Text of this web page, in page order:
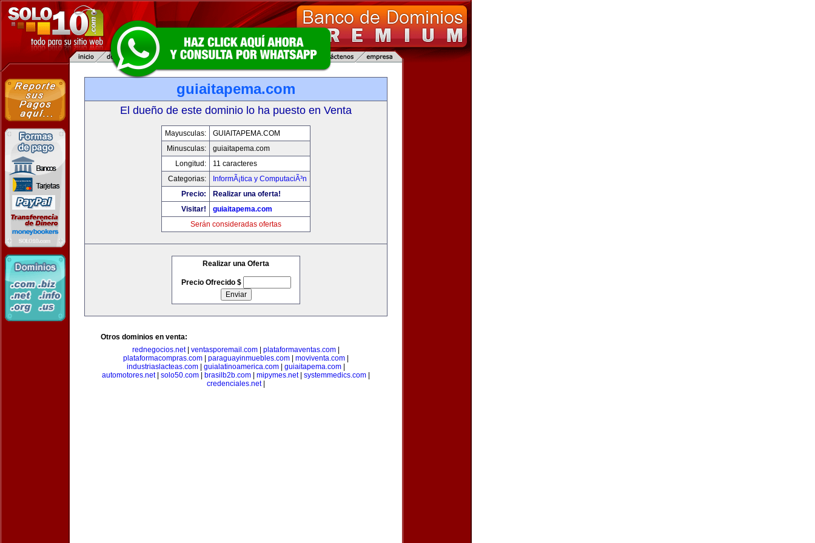
guiaitapema.com
El dueño de este dominio lo ha puesto en Venta
Mayusculas:
GUIAITAPEMA.COM
Minusculas:
guiaitapema.com
Longitud:
11 caracteres
Categorias:
InformÃ¡tica y ComputaciÃ³n
Precio:
Realizar una oferta!
Visitar!
guiaitapema.com
Serán consideradas ofertas
Realizar una Oferta
Precio Ofrecido $
Otros dominios en venta:
rednegocios.net| ventasporemail.com plataformaventas.com
plataformacompras.com
paraguayinmuebles.com moviventa.com
industriaslacteas.com
guialatinoamerica.com guiaitapema.com
automotores.net| solo50.com brasilb2b.com mipymes.net| systemmedics.com
credenciales.net|